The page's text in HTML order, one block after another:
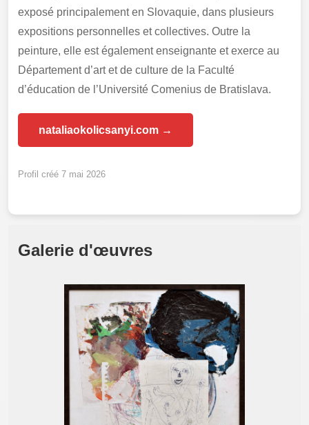
exposé principalement en Slovaquie, dans plusieurs
expositions personnelles et collectives. Outre la
peinture, elle est également enseignante et exerce au
Département d’art et de culture de la Faculté
d’éducation de l’Université Comenius de Bratislava.
nataliaokolicsanyi.com →
Profil créé 7 mai 2026
Galerie d'œuvres